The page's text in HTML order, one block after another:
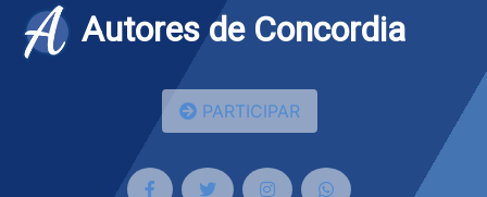
Autores de Concordia
PARTICIPAR